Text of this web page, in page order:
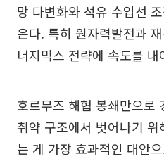
망 다변화와 석유 수입선
은다. 특히 원자력발전과
너지믹스 전략에 속도를
호르무즈 해협 봉쇄만으로
취약 구조에서 벗어나기
는 게 가장 효과적인 대안